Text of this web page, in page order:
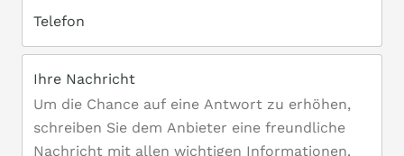
Telefon
Ihre Nachricht